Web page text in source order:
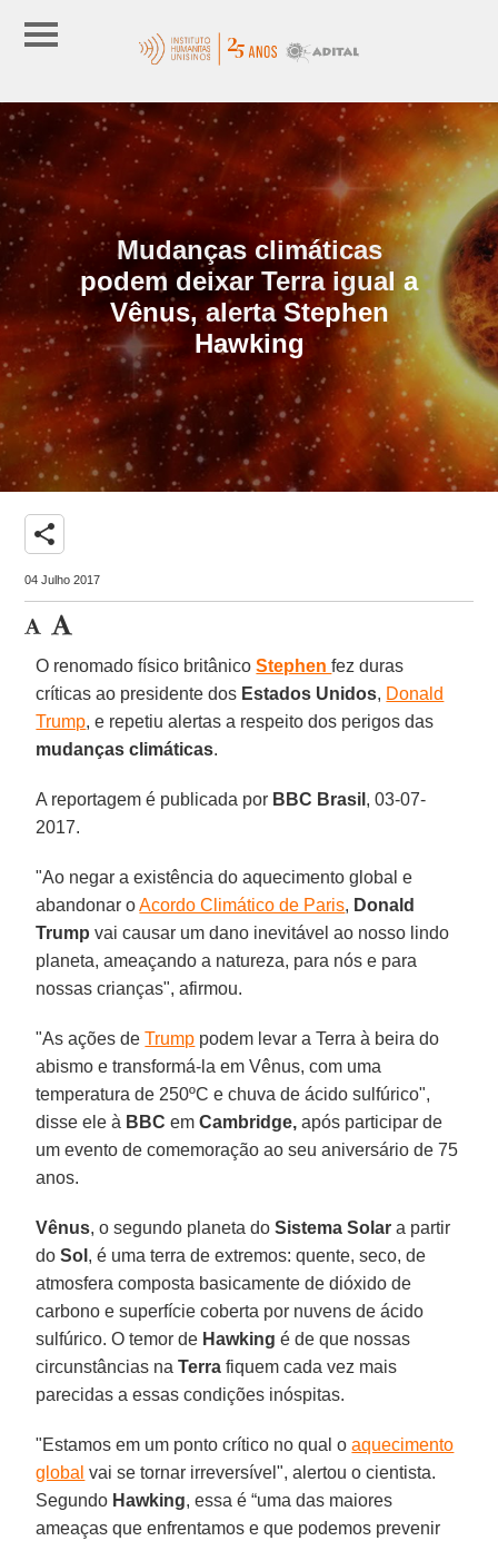
Mudanças climáticas
podem deixar Terra igual a
Vênus, alerta Stephen
Hawking
share
04 Julho 2017
O renomado físico britânicoStephenfez duras
críticas ao presidente dos Estados Unidos, Donald
Trump, e repetiu alertas a respeito dos perigos das
mudanças climáticas.
A reportagem é publicada por BBC Brasil , 03-07-
2017.
"Ao negar a existência do aquecimento global e
abandonar oAcordo Climático de Paris, Donald
Trump vai causar um dano inevitável ao nosso lindo
planeta, ameaçando a natureza, para nós e para
nossas crianças", afirmou.
"As ações deTrump podem levar a Terra à beira do
abismo e transformá-la em Vênus, com uma
temperatura de 250ºC e chuva de ácido sulfúrico",
disse ele à BBC emCambridge, após participar de
um evento de comemoração ao seu aniversário de 75
anos.
Vênus, o segundo planeta doSistema Solar a partir
doSol , é uma terra de extremos: quente, seco, de
atmosfera composta basicamente de dióxido de
carbono e superfície coberta por nuvens de ácido
sulfúrico. O temor de Hawking é de que nossas
circunstâncias naTerra fiquem cada vez mais
parecidas a essas condições inóspitas.
"Estamos em um ponto crítico no qual oaquecimento
global vai se tornar irreversível", alertou o cientista.
Segundo Hawking, essa é “uma das maiores
ameaças que enfrentamos e que podemos prevenir